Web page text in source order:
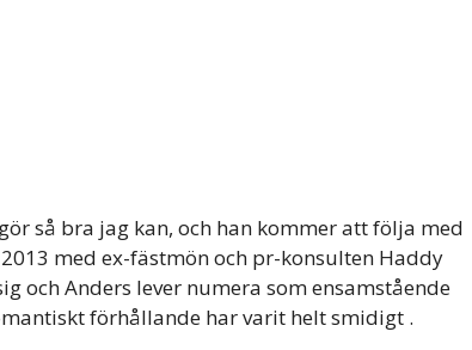
så bra jag kan, och han kommer att följa med
med ex-fästmön och pr-konsulten Haddy
och Anders lever numera som ensamstående
förhållande har varit helt smidigt .